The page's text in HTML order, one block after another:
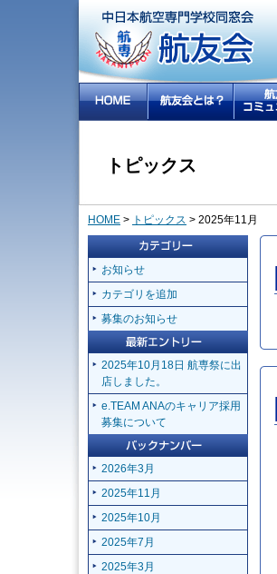
トピックス
HOME > トピックス > 2025年11月
お知らせ
カテゴリを追加
募集のお知らせ
2025年10月18日 航専祭に出
店しました。
e.TEAM ANAのキャリア採用
募集について
2026年3月
2025年11月
2025年10月
2025年7月
2025年3月